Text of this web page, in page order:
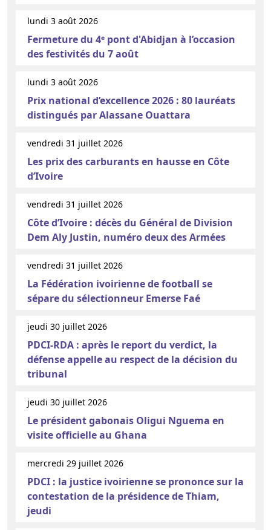
lundi 3 août 2026
Fermeture du 4ᵉ pont d'Abidjan à l’occasion
des festivités du 7 août
lundi 3 août 2026
Prix national d’excellence 2026 : 80 lauréats
distingués par Alassane Ouattara
vendredi 31 juillet 2026
Les prix des carburants en hausse en Côte
d’Ivoire
vendredi 31 juillet 2026
Côte d’Ivoire : décès du Général de Division
Dem Aly Justin, numéro deux des Armées
vendredi 31 juillet 2026
La Fédération ivoirienne de football se
sépare du sélectionneur Emerse Faé
jeudi 30 juillet 2026
PDCI-RDA : après le report du verdict, la
défense appelle au respect de la décision du
tribunal
jeudi 30 juillet 2026
Le président gabonais Oligui Nguema en
visite officielle au Ghana
mercredi 29 juillet 2026
PDCI : la justice ivoirienne se prononce sur la
contestation de la présidence de Thiam,
jeudi